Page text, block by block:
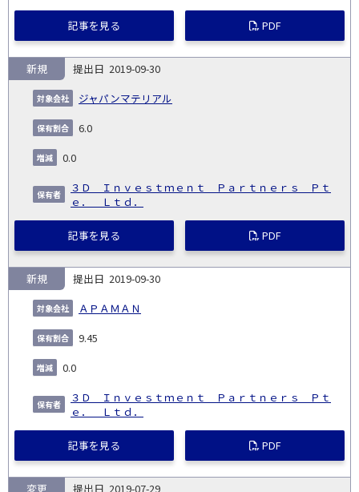
記事を見る PDF
2019-09-30
ジャパンマテリアル
新規
6.0
0.0
３Ｄ Ｉｎｖｅｓｔｍｅｎｔ Ｐａｒｔｎｅｒｓ Ｐｔ
ｅ． Ｌｔｄ．
記事を見る PDF
2019-09-30
ＡＰＡＭＡＮ
新規
9.45
0.0
３Ｄ Ｉｎｖｅｓｔｍｅｎｔ Ｐａｒｔｎｅｒｓ Ｐｔ
ｅ． Ｌｔｄ．
記事を見る PDF
2019-07-29
変更